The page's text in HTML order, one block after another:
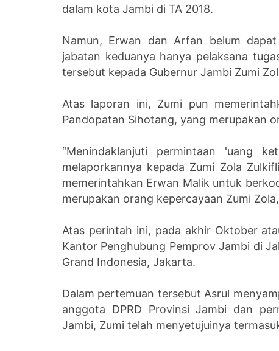
dalam kota Jambi di TA 2018.
Namun, Erwan dan Arfan belum
jabatan keduanya hanya pelaksana
tersebut kepada Gubernur Jambi Zumi
Atas laporan ini, Zumi pun
Pandopatan Sihotang, yang merupakan
“Menindaklanjuti permintaan 'uang
melaporkannya kepada Zumi Zola
memerintahkan Erwan Malik untuk
merupakan orang kepercayaan Zumi
Atas perintah ini, pada akhir Oktober
Kantor Penghubung Pemprov Jambi di
Grand Indonesia, Jakarta.
Dalam pertemuan tersebut Asrul
anggota DPRD Provinsi Jambi dan
Jambi, Zumi telah menyetujuinya